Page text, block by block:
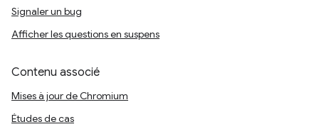
Signaler un bug
Afficher les questions en suspens
Contenu associé
Mises à jour de Chromium
Études de cas